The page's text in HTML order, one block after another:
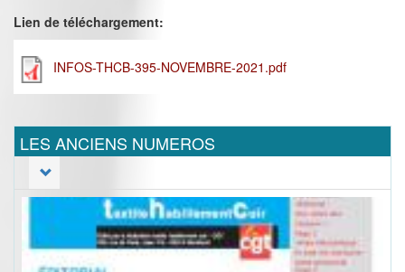
Lien de téléchargement:
INFOS-THCB-395-NOVEMBRE-2021.pdf
LES ANCIENS NUMEROS